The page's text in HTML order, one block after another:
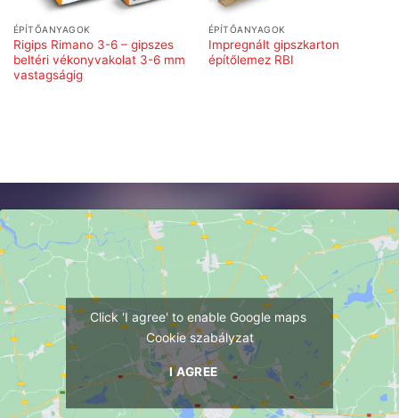
ÉPÍTŐANYAGOK
Rigips Rimano 3-6 – gipszes
beltéri vékonyvakolat 3-6 mm
vastagságig
ÉPÍTŐANYAGOK
Impregnált gipszkarton
építőlemez RBI
Click 'I agree' to enable Google maps
Cookie szabályzat
I AGREE